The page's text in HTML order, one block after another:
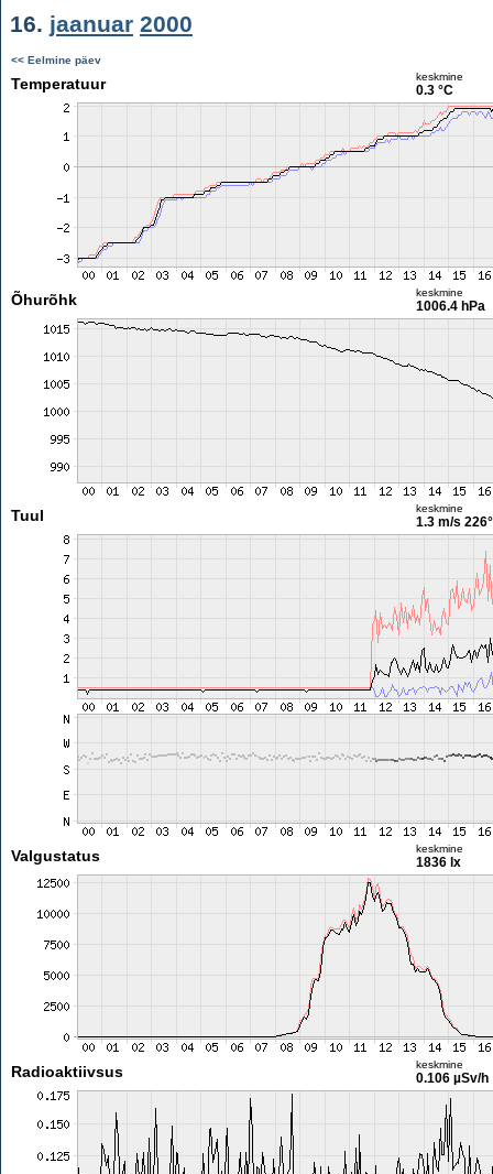
16. jaanuar 2000
<< Eelmine päev
Temperatuur keskmine
0.3 °C
Õhurõhk keskmine
1006.4 hPa
Tuul keskmine
1.3 m/s 226°
Valgustatus keskmine
1836 lx
Radioaktiivsus keskmine
0.106 µSv/h